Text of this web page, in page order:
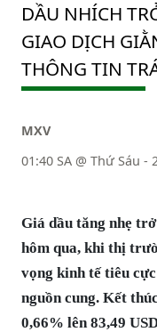
DẦU NHÍCH
GIAO DỊCH
THÔNG TIN
MXV
01:40 SA @ Thứ Sáu -
Giá dầu tăng nhẹ
hôm qua, khi thị
vọng kinh tế tiêu
nguồn cung. Kết
0,66% lên 83,49